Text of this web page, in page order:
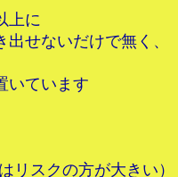
上に
せないだけで無く、
ています
リスクの方が大きい）